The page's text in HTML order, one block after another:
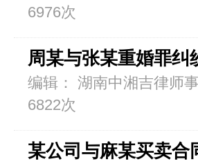
6976次
周某与张某重婚罪纠
编辑： 湖南中湘吉律
6822次
某公司与麻某买卖合